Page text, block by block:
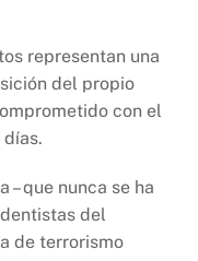
representan una
del propio
con el
– que nunca se ha
del
de terrorismo